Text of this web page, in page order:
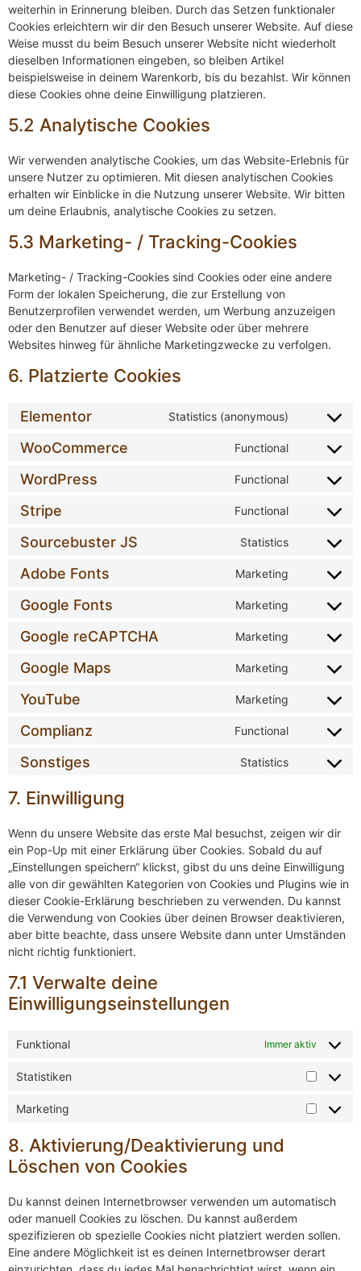
weiterhin in Erinnerung bleiben. Durch das Setzen funktionaler
Cookies erleichtern wir dir den Besuch unserer Website. Auf diese
Weise musst du beim Besuch unserer Website nicht wiederholt
dieselben Informationen eingeben, so bleiben Artikel
beispielsweise in deinem Warenkorb, bis du bezahlst. Wir können
diese Cookies ohne deine Einwilligung platzieren.
5.2 Analytische Cookies
Wir verwenden analytische Cookies, um das Website-Erlebnis für
unsere Nutzer zu optimieren. Mit diesen analytischen Cookies
erhalten wir Einblicke in die Nutzung unserer Website. Wir bitten
um deine Erlaubnis, analytische Cookies zu setzen.
5.3 Marketing- / Tracking-Cookies
Marketing- / Tracking-Cookies sind Cookies oder eine andere
Form der lokalen Speicherung, die zur Erstellung von
Benutzerprofilen verwendet werden, um Werbung anzuzeigen
oder den Benutzer auf dieser Website oder über mehrere
Websites hinweg für ähnliche Marketingzwecke zu verfolgen.
6. Platzierte Cookies
Elementor Statistics (anonymous)
WooCommerce Functional
WordPress Functional
Stripe Functional
Sourcebuster JS Statistics
Adobe Fonts Marketing
Google Fonts Marketing
Google reCAPTCHA Marketing
Google Maps Marketing
YouTube Marketing
Complianz Functional
Sonstiges Statistics
7. Einwilligung
Wenn du unsere Website das erste Mal besuchst, zeigen wir dir
ein Pop-Up mit einer Erklärung über Cookies. Sobald du auf
„Einstellungen speichern“ klickst, gibst du uns deine Einwilligung
alle von dir gewählten Kategorien von Cookies und Plugins wie in
dieser Cookie-Erklärung beschrieben zu verwenden. Du kannst
die Verwendung von Cookies über deinen Browser deaktivieren,
aber bitte beachte, dass unsere Website dann unter Umständen
nicht richtig funktioniert.
7.1 Verwalte deine
Einwilligungseinstellungen
Funktional Immer aktiv
Statistiken
Marketing
8. Aktivierung/Deaktivierung und
Löschen von Cookies
Du kannst deinen Internetbrowser verwenden um automatisch
oder manuell Cookies zu löschen. Du kannst außerdem
spezifizieren ob spezielle Cookies nicht platziert werden sollen.
Eine andere Möglichkeit ist es deinen Internetbrowser derart